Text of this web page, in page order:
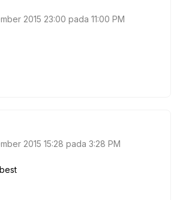
2015 23:00 pada 11:00 PM
2015 15:28 pada 3:28 PM